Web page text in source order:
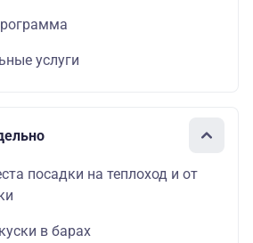
услуги
посадки на теплоход и от
в барах